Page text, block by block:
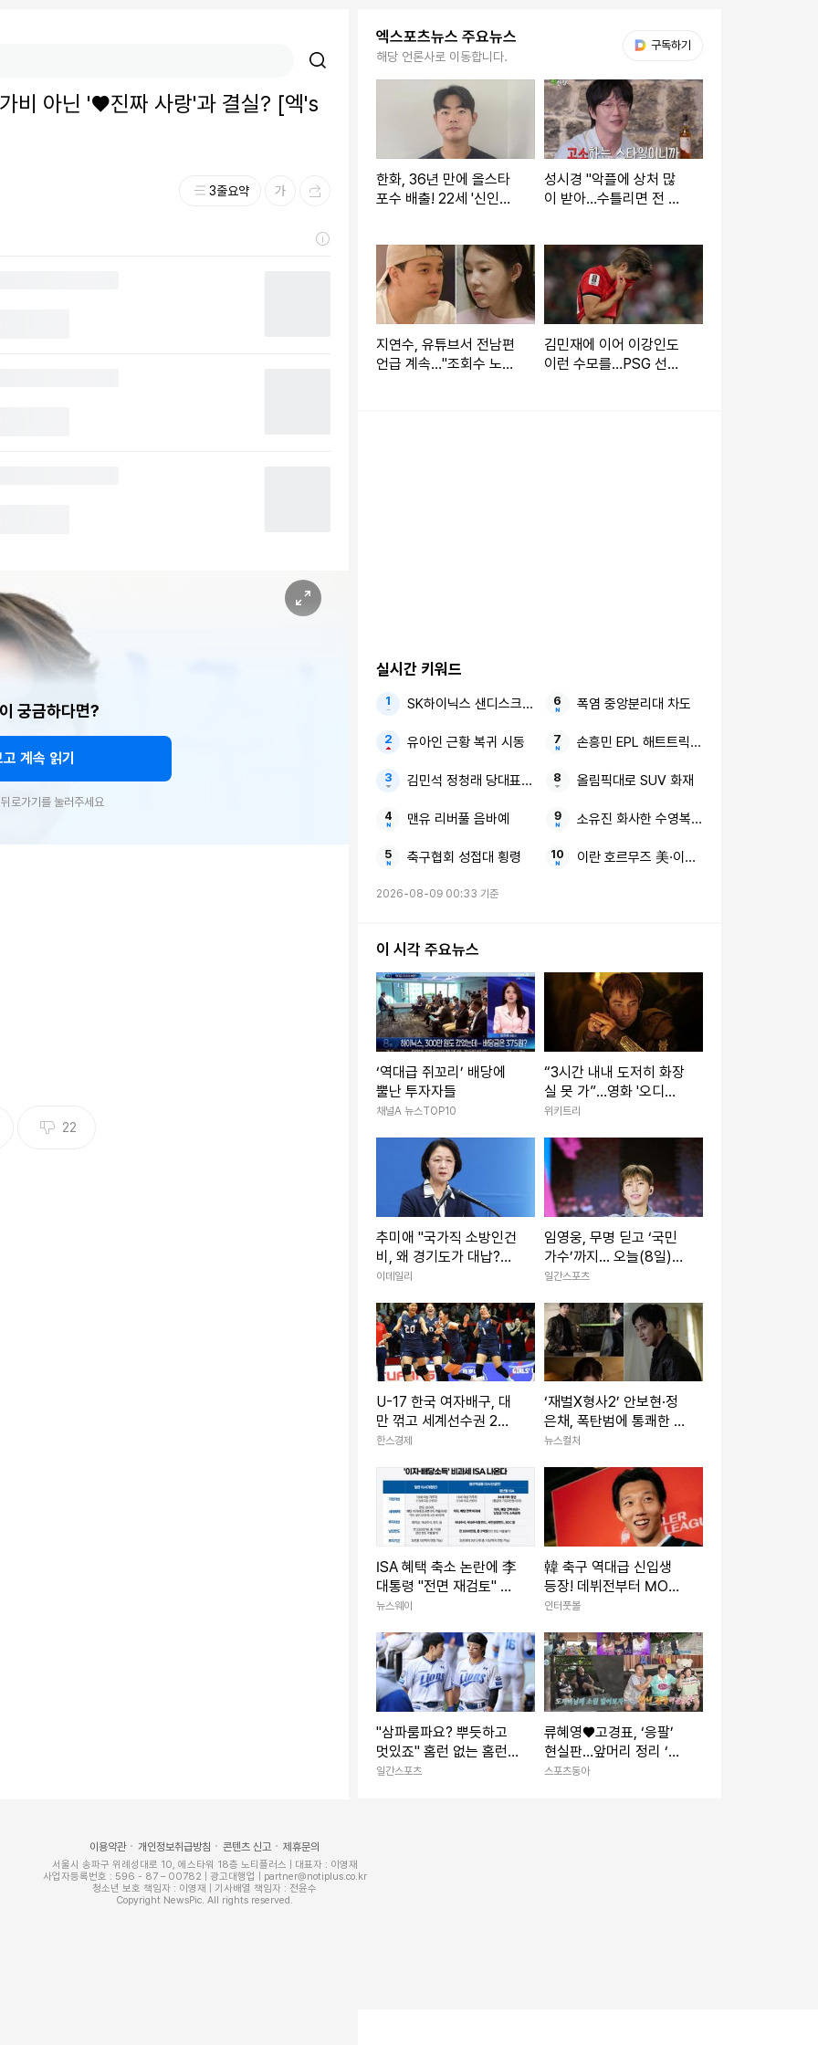
비 아닌 '♥진짜 사랑'과 결실? [엑's
3줄요약
사랑의 결실을 맺은 걸까.
결혼 관련 발언도 재조명됐다.
"결혼을 안 한 게 아니라 못한 거다. 시기를 놓친
궁금하다면?
계속 읽기
로가기를 눌러주세요
22
엑스포츠뉴스 주요뉴스
해당 언론사로 이동합니다.
구독하기
한화, 36년 만에 올스타
포수 배출! 22세 '신인왕
있을지…"
성시경 "악플에 상처 많
이 받아…수틀리면 전 재
지연수, 유튜브서 전남편
언급 계속…"조회수 노리
김민재에 이어 이강인도
이런 수모를…PSG 선수
실시간 키워드
SK하이닉스 샌디스크 중국 충칭 패키징공장
유아인 근황 복귀 시동
김민석 정청래 당대표 후보
맨유 리버풀 음바예
축구협회 성접대 횡령
폭염 중앙분리대 차도
손흥민 EPL 해트트릭 살라와 어깨 나란히
올림픽대로 SUV 화재
소유진 화사한 수영복 딸과 함께한 행복한 여
이란 호르무즈 美·이스라엘
2026-08-09 00:33 기준
이 시각 주요뉴스
‘역대급 쥐꼬리’ 배당에
뿔난 투자자들
채널A 뉴스TOP10
“3시간 내내 도저히 화장
실 못 가”…영화 '오디세
이' 쿠키영상·평점·논란
위키트리
추미애 "국가직 소방인건
비, 왜 경기도가 대납?…1
조 넘어"
이데일리
임영웅, 무명 딛고 ‘국민
가수’까지... 오늘(8일)
데뷔 10주년
일간스포츠
U-17 한국 여자배구, 대
만 꺾고 세계선수권 2연
승
한스경제
‘재벌X형사2’ 안보현·정
은채, 폭탄범에 통쾌한 반
격 예고
뉴스컬처
ISA 혜택 축소 논란에 李
대통령 "전면 재검토" 질
타···개선안 마련 착수
뉴스웨이
韓 축구 역대급 신입생
등장! 데뷔전부터 MOM
→현지 호평 일색…“승리
을 받은 선수는 이한범”
인터풋볼
"삼파룸파요? 뿌듯하고
멋있죠" 홈런 없는 홈런
왕 팀, '최단신 듀오' 김지
일간스포츠
류혜영♥고경표, ‘응팔’
현실판…앞머리 정리 ‘심
쿵’→최고 7.8% (나혼
스포츠동아
이용약관 개인정보취급방침 콘텐츠 신고 제휴문의
서울시 송파구 위례성대로 10, 에스타워 18층 노티플러스 | 대표자 : 이영재
사업자등록번호 : 596 - 87 – 00782 | 광고대행업 | partner@notiplus.co.kr
청소년 보호 책임자 : 이영재 | 기사배열 책임자 : 전윤수
Copyright NewsPic. All rights reserved.